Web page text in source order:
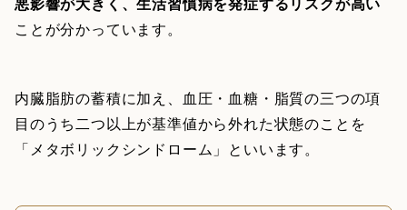
ことが分かっています。
内臓脂肪の蓄積に加え、血圧・血糖・脂質の三つの項
目のうち二つ以上が基準値から外れた状態のことを
「メタボリックシンドローム」といいます。